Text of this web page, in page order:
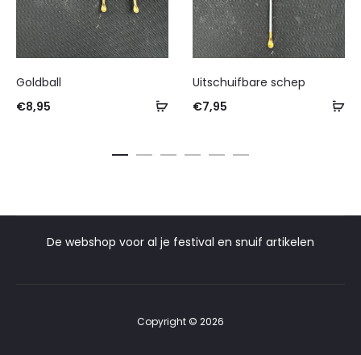
Goldball
€8,95
Uitschuifbare schep
€7,95
De webshop voor al je festival en snuif artikelen
Copyright © 2026